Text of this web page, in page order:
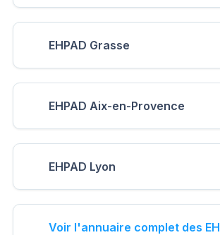
EHPAD Grasse
EHPAD Aix-en-Provence
EHPAD Lyon
Voir l'annuaire complet des